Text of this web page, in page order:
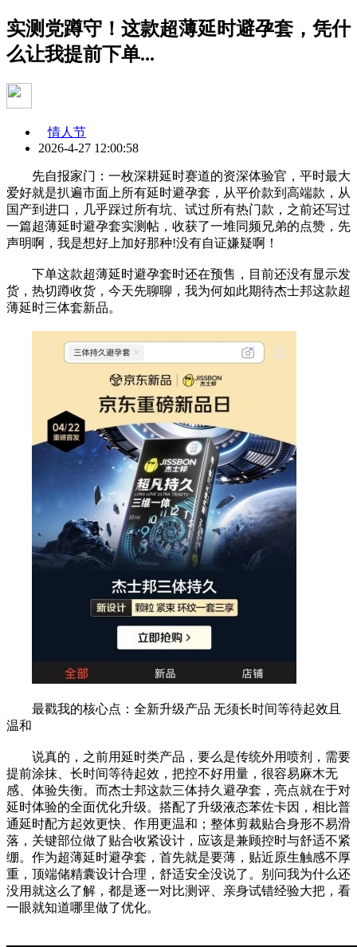
实测党蹲守！这款超薄延时避孕套，凭什
么让我提前下单...
情人节
2026-4-27 12:00:58
先自报家门：一枚深耕延时赛道的资深体验官，平时最大
爱好就是扒遍市面上所有延时避孕套，从平价款到高端款，从
国产到进口，几乎踩过所有坑、试过所有热门款，之前还写过
一篇超薄延时避孕套实测帖，收获了一堆同频兄弟的点赞，先
声明啊，我是想好上加好那种!没有自证嫌疑啊！
下单这款超薄延时避孕套时还在预售，目前还没有显示发
货，热切蹲收货，今天先聊聊，我为何如此期待杰士邦这款超
薄延时三体套新品。
最戳我的核心点：全新升级产品 无须长时间等待起效且
温和
说真的，之前用延时类产品，要么是传统外用喷剂，需要
提前涂抹、长时间等待起效，把控不好用量，很容易麻木无
感、体验失衡。而杰士邦这款三体持久避孕套，亮点就在于对
延时体验的全面优化升级。搭配了升级液态苯佐卡因，相比普
通延时配方起效更快、作用更温和；整体剪裁贴合身形不易滑
落，关键部位做了贴合收紧设计，应该是兼顾控时与舒适不紧
绷。作为超薄延时避孕套，首先就是要薄，贴近原生触感不厚
重，顶端储精囊设计合理，舒适安全没说了。别问我为什么还
没用就这么了解，都是逐一对比测评、亲身试错经验大把，看
一眼就知道哪里做了优化。